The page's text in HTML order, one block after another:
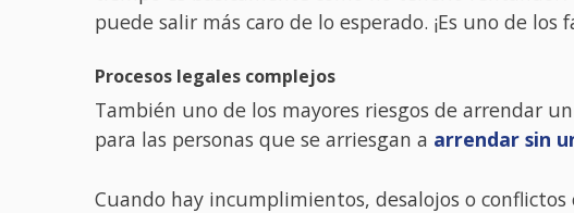
puede salir más caro de lo esperado. ¡Es uno de los
Procesos legales complejos
También uno de los mayores riesgos de arrendar
para las personas que se arriesgan a arrendar sin
Cuando hay incumplimientos, desalojos o